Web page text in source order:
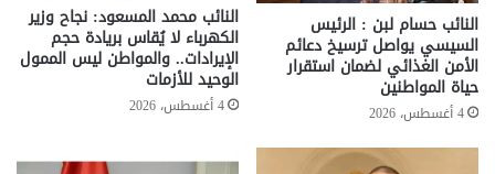
النائب حسام لبن : الرئيس
السيسي يواصل ترسيخ دعائم
الأمن الغذائي لضمان استقرار
حياة المواطنين
4 أغسطس، 2026
النائب محمد المسعود: نجاح وزير
الكهرباء لا يُقاس بريادة حجم
الإيرادات.. والمواطن ليس الممول
الوحيد للأزمات
4 أغسطس، 2026